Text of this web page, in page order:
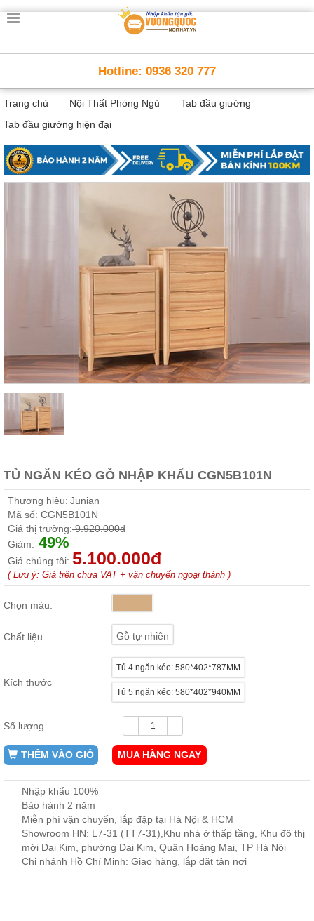
Trang
Thông
Minh
Nội
thất
minh
Nội
Trẻ
Khách
Sofa,
tủ
trà...
Nội
Phòng
Giường
áo, bàn
trang
điểm
Nội
Thất
ăn,
bếp
Thất
Công,
Vườn
Bàn
Hotline: 0936 320 777
Trang chủ Nội Thất Phòng Ngủ
Tab đầu giường
Tab đầu giường hiện đại
TỦ NGĂN KÉO GỖ NHẬP KHẨU CGN5B101N
Thương hiệu: Junian
Mã số: CGN5B101N
Giá thị trường:9.920.000đ
Giảm: 49%
Giá chúng tôi: 5.100.000đ
( Lưu ý: Giá trên chưa VAT + vận chuyển ngoại thành )
Chọn màu:
Chất liệu Gỗ tự nhiên
Kích thước
Tủ 4 ngăn kéo: 580*402*787MM
Tủ 5 ngăn kéo: 580*402*940MM
Số lượng
THÊM VÀO GIỎ MUA HÀNG NGAY
Nhập khẩu 100%
Bảo hành 2 năm
Miễn phí vận chuyển, lắp đặp tại Hà Nội & HCM
Showroom HN: L7-31 (TT7-31),Khu nhà ở thấp tầng, Khu đô thị
mới Đại Kim, phường Đại Kim, Quận Hoàng Mai, TP Hà Nội
Chi nhánh Hồ Chí Minh: Giao hàng, lắp đặt tận nơi